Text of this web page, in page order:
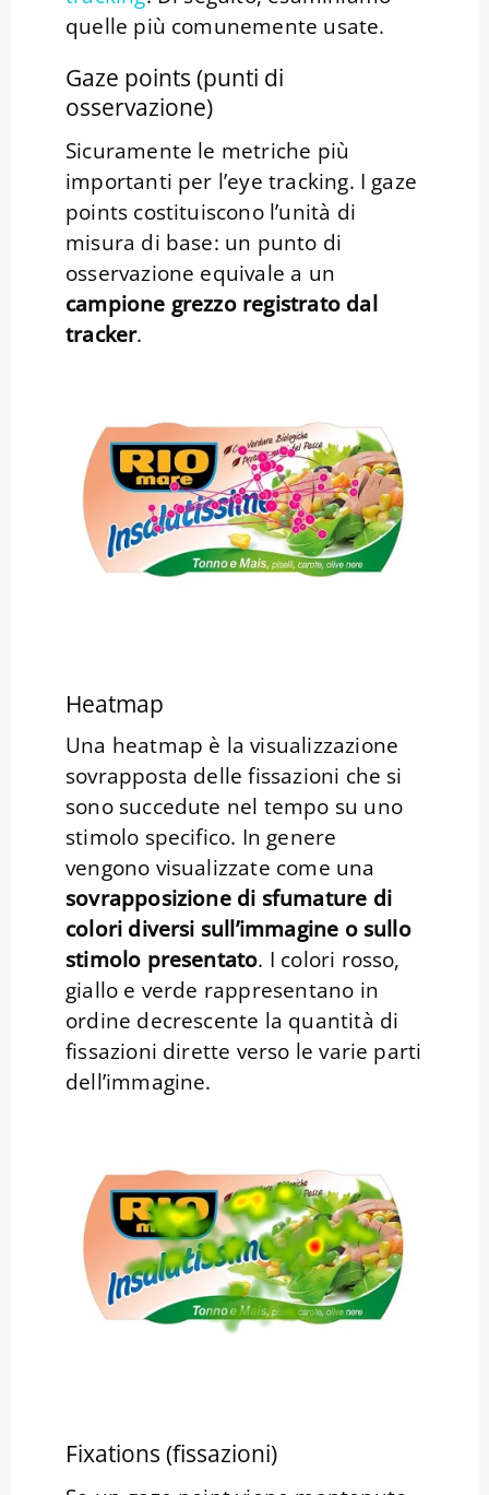
quelle più comunemente usate.
Gaze points (punti di
osservazione)
Sicuramente le metriche più
importanti per l’eye tracking. I gaze
points costituiscono l’unità di
misura di base: un punto di
osservazione equivale a un
campione grezzo registrato dal
tracker.
Heatmap
Una heatmap è la visualizzazione
sovrapposta delle fissazioni che si
sono succedute nel tempo su uno
stimolo specifico. In genere
vengono visualizzate come una
sovrapposizione di sfumature di
colori diversi sull’immagine o sullo
stimolo presentato. I colori rosso,
giallo e verde rappresentano in
ordine decrescente la quantità di
fissazioni dirette verso le varie parti
dell’immagine.
Fixations (fissazioni)